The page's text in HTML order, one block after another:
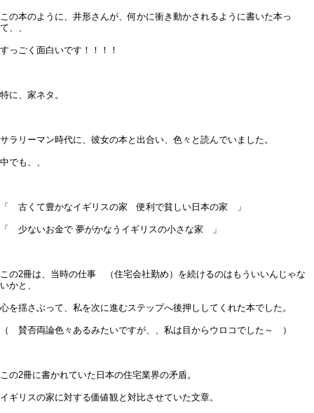
この本のように、井形さんが、何かに衝き動かされるように書いた本っ
て、、
すっごく面白いです！！！！
特に、家ネタ。
サラリーマン時代に、彼女の本と出合い、色々と読んでいました。
中でも、、
「 古くて豊かなイギリスの家 便利で貧しい日本の家 」
「 少ないお金で 夢がかなうイギリスの小さな家 」
この2冊は、当時の仕事 （住宅会社勤め）を続けるのはもういいんじゃな
いかと、
心を揺さぶって、私を次に進むステップへ後押ししてくれた本でした。
（ 賛否両論色々あるみたいですが、、私は目からウロコでした～ ）
この2冊に書かれていた日本の住宅業界の矛盾。
イギリスの家に対する価値観と対比させていた文章。